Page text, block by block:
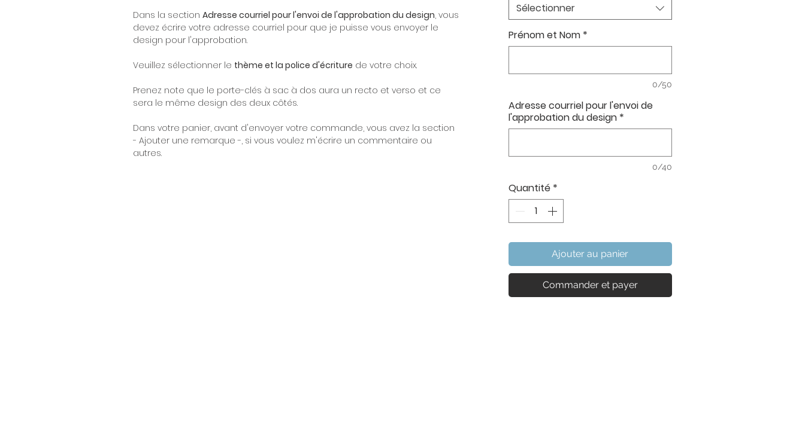
Dans la section Adresse courriel pour l'envoi de l'approbation du design, vous
devez écrire votre adresse courriel pour que je puisse vous envoyer le
design pour l'approbation.
Veuillez sélectionner le thème et la police d'écriture de votre choix.
Prenez note que le porte-clés à sac à dos aura un recto et verso et ce
sera le même design des deux côtés.
Dans votre panier, avant d'envoyer votre commande, vous avez la section
- Ajouter une remarque -, si vous voulez m'écrire un commentaire ou
autres.
Sélectionner
Prénom et Nom *
0/50
Adresse courriel pour l'envoi de
l'approbation du design *
0/40
Quantité *
Ajouter au panier
Commander et payer